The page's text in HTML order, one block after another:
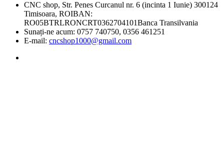
CNC shop, Str. Penes Curcanul nr. 6 (incinta 1 Iunie) 300124
Timisoara, ROIBAN:
RO05BTRLRONCRT0362704101Banca Transilvania
Sunați-ne acum: 0757 740750, 0356 461251
E-mail: cncshop1000@gmail.com